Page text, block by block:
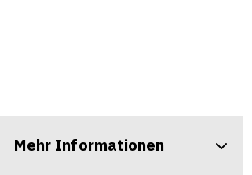
Mehr Informationen